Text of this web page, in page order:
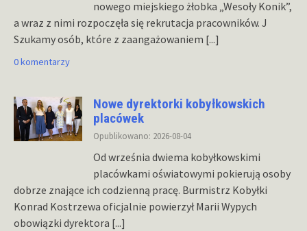
nowego miejskiego żłobka „Wesoły Konik”,
a wraz z nimi rozpoczęła się rekrutacja pracowników. J
Szukamy osób, które z zaangażowaniem [...]
0 komentarzy
Nowe dyrektorki kobyłkowskich
placówek
Opublikowano: 2026-08-04
Od września dwiema kobyłkowskimi
placówkami oświatowymi pokierują osoby
dobrze znające ich codzienną pracę. Burmistrz Kobyłki
Konrad Kostrzewa oficjalnie powierzył Marii Wypych
obowiązki dyrektora [...]